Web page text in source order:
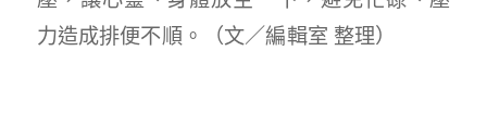
力造成排便不順。（文／編輯室 整理）